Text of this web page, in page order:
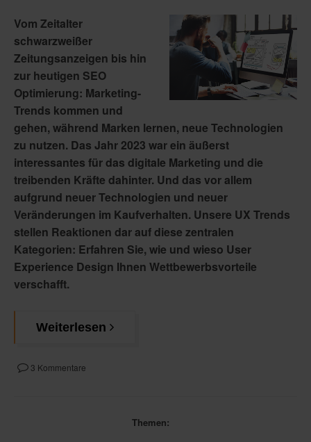
Vom Zeitalter
schwarzweißer
Zeitungsanzeigen bis hin
zur heutigen SEO
Optimierung: Marketing-
Trends kommen und
gehen, während Marken lernen, neue Technologien
zu nutzen. Das Jahr 2023 war ein äußerst
interessantes für das digitale Marketing und die
treibenden Kräfte dahinter. Und das vor allem
aufgrund neuer Technologien und neuer
Veränderungen im Kaufverhalten. Unsere UX Trends
stellen Reaktionen dar auf diese zentralen
Kategorien: Erfahren Sie, wie und wieso User
Experience Design Ihnen Wettbewerbsvorteile
verschafft.
Weiterlesen
3 Kommentare
Themen: